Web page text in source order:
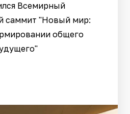
Всемирный
саммит "Новый мир:
общего